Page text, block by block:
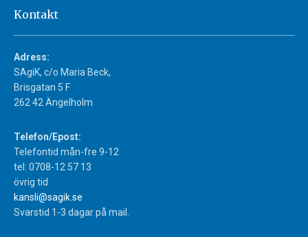
Kontakt
Adress:
SAgiK, c/o Maria Beck,
Brisgatan 5 F
262 42 Ängelholm
Telefon/Epost:
Telefontid mån-fre 9-12
tel: 0708-12 57 13
övrig tid
kansli@sagik.se
Svarstid 1-3 dagar på mail.